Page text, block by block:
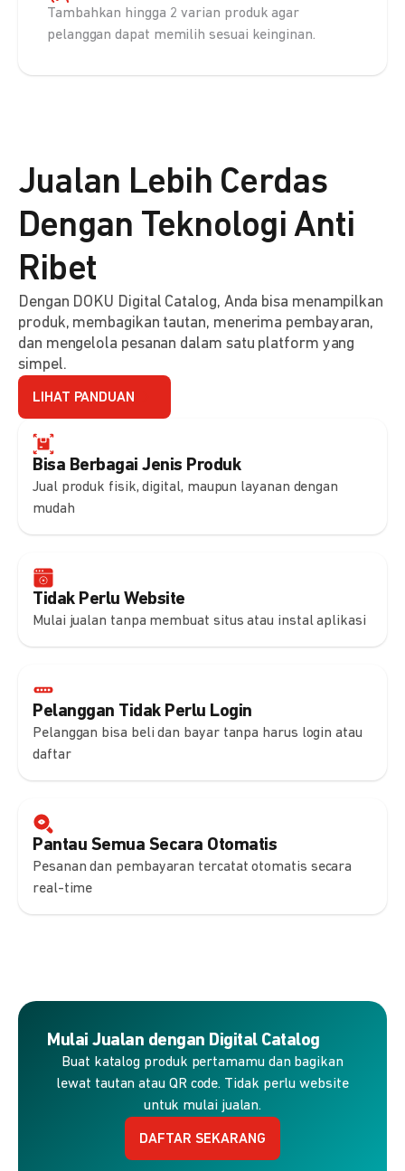
Tambahkan hingga 2 varian produk agar
pelanggan dapat memilih sesuai keinginan.
Bisa Berbagai Jenis Produk
Jual produk fisik, digital, maupun layanan dengan
mudah
Tidak Perlu Website
Mulai jualan tanpa membuat situs atau instal aplikasi
Pelanggan Tidak Perlu Login
Pelanggan bisa beli dan bayar tanpa harus login atau
daftar
Pantau Semua Secara Otomatis
Pesanan dan pembayaran tercatat otomatis secara
real-time
Jualan Lebih Cerdas
Dengan Teknologi Anti
Ribet
Dengan DOKU Digital Catalog, Anda bisa menampilkan
produk, membagikan tautan, menerima pembayaran,
dan mengelola pesanan dalam satu platform yang
simpel.
LIHAT PANDUAN
Mulai Jualan dengan Digital Catalog
Buat katalog produk pertamamu dan bagikan
lewat tautan atau QR code. Tidak perlu website
untuk mulai jualan.
DAFTAR SEKARANG